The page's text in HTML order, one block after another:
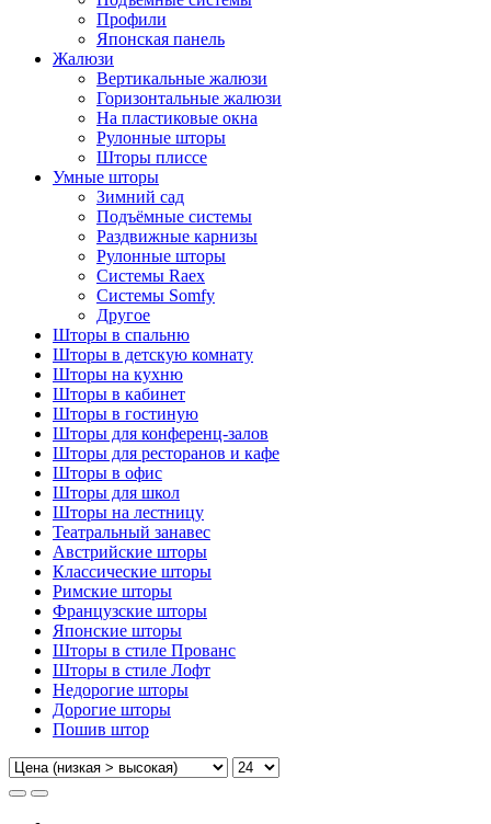
Профили
Японская панель
Жалюзи
Вертикальные жалюзи
Горизонтальные жалюзи
На пластиковые окна
Рулонные шторы
Шторы плиссе
Умные шторы
Зимний сад
Подъёмные системы
Раздвижные карнизы
Рулонные шторы
Системы Raex
Системы Somfy
Другое
Шторы в спальню
Шторы в детскую комнату
Шторы на кухню
Шторы в кабинет
Шторы в гостиную
Шторы для конференц-залов
Шторы для ресторанов и кафе
Шторы в офис
Шторы для школ
Шторы на лестницу
Театральный занавес
Австрийские шторы
Классические шторы
Римские шторы
Французские шторы
Японские шторы
Шторы в стиле Прованс
Шторы в стиле Лофт
Недорогие шторы
Дорогие шторы
Пошив штор